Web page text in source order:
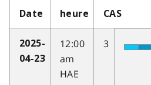
Date heure CAS
2025-
04-23
12:00
am
HAE
3